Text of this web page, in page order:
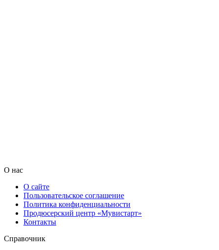
О нас
О сайте
Пользовательское соглашение
Политика конфиденциальности
Продюсерский центр «Мувистарт»
Контакты
Справочник